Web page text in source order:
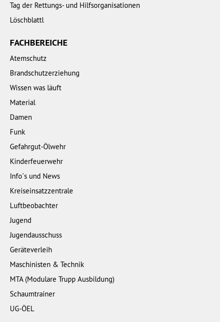
Tag der Rettungs- und Hilfsorganisationen
Löschblattl
FACHBEREICHE
Atemschutz
Brandschutzerziehung
Wissen was läuft
Material
Damen
Funk
Gefahrgut-Ölwehr
Kinderfeuerwehr
Info´s und News
Kreiseinsatzzentrale
Luftbeobachter
Jugend
Jugendausschuss
Geräteverleih
Maschinisten & Technik
MTA (Modulare Trupp Ausbildung)
Schaumtrainer
UG-ÖEL